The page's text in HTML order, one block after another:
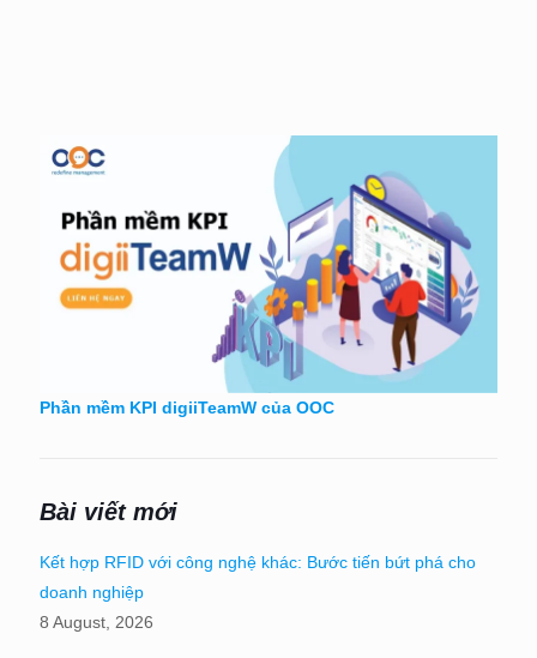
Phần mềm KPI digiiTeamW của OOC
Bài viết mới
Kết hợp RFID với công nghệ khác: Bước tiến bứt phá cho
doanh nghiệp
8 August, 2026